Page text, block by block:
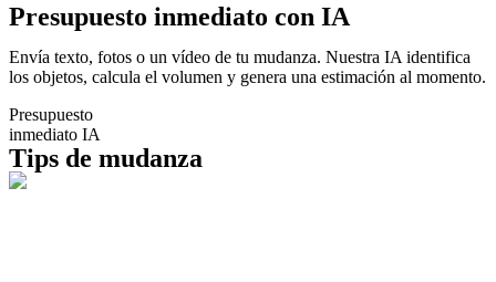
Presupuesto inmediato con IA
Envía texto, fotos o un vídeo de tu mudanza. Nuestra IA identifica
los objetos, calcula el volumen y genera una estimación al momento.
Presupuesto
inmediato IA
Tips de mudanza